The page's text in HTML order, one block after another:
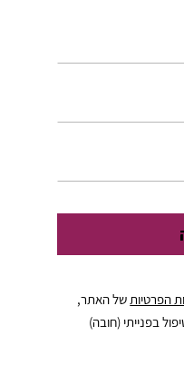
הפרטיותשל האתר,
בפנייתי (חובה)